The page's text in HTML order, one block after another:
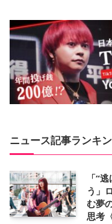
ニュース記事ランキ
「“
う」
む夢
思考